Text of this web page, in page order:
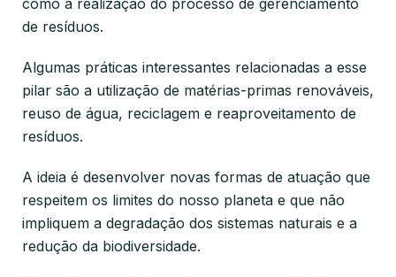
como a realização do processo de gerenciamento
de resíduos.
Algumas práticas interessantes relacionadas a esse
pilar são a utilização de matérias-primas renováveis,
reuso de água, reciclagem e reaproveitamento de
resíduos.
A ideia é desenvolver novas formas de atuação que
respeitem os limites do nosso planeta e que não
impliquem a degradação dos sistemas naturais e a
redução da biodiversidade.